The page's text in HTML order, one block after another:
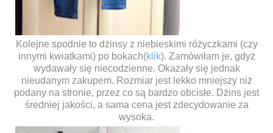
Kolejne spodnie to dżinsy z niebieskimi różyczkami (czy
innymi kwiatkami) po bokach(klik). Zamówiłam je, gdyż
wydawały się niecodzienne. Okazały się jednak
nieudanym zakupem. Rozmiar jest lekko mniejszy niż
podany na stronie, przez co są bardzo obcisłe. Dżins jest
średniej jakości, a sama cena jest zdecydowanie za
wysoka.